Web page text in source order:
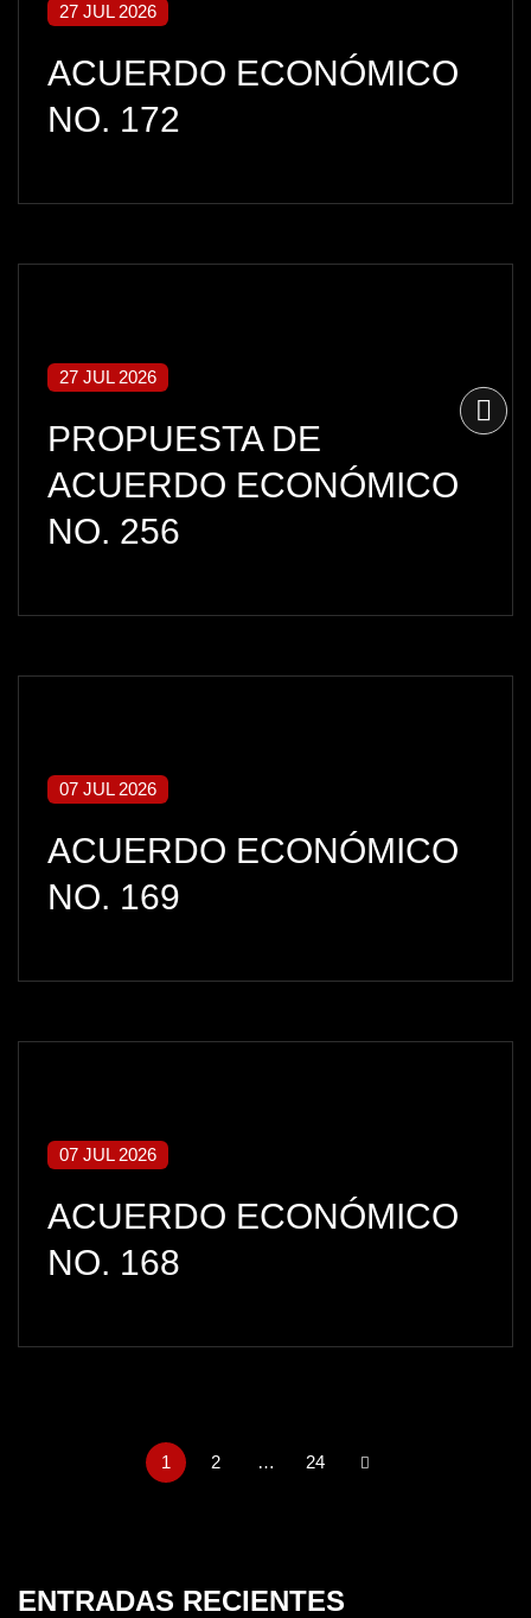
27 JUL 2026
ACUERDO ECONÓMICO
NO. 172
27 JUL 2026
PROPUESTA DE
ACUERDO ECONÓMICO
NO. 256
07 JUL 2026
ACUERDO ECONÓMICO
NO. 169
07 JUL 2026
ACUERDO ECONÓMICO
NO. 168
1 2 … 24
ENTRADAS RECIENTES